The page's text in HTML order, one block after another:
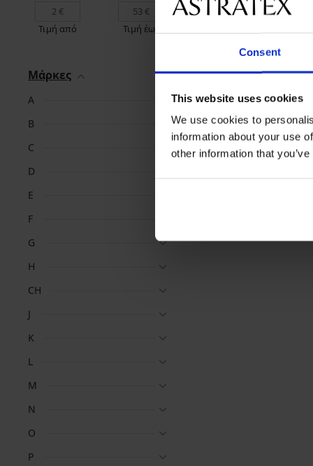
Consent
This website uses cookies
We use cookies to
information about your use
other information that
Τιμή από Τιμή έως
Μάρκες
A
B
C
D
E
F
G
H
CH
J
K
L
M
N
O
P
Έκπτωση
19,19 €Αρχική τιμή
31,99 €
Αγαπημένες μάρκες